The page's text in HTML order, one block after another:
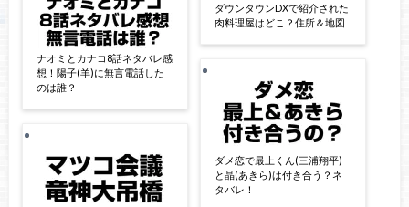
ナオミとカナコ8話ネタバレ感
想！陽子(羊)に無言電話した
のは誰？
ダウンタウンDXで紹介された
肉料理屋はどこ？住所＆地図
ダメ恋で最上くん(三浦翔平)
と晶(あきら)は付き合う？ネ
タバレ！